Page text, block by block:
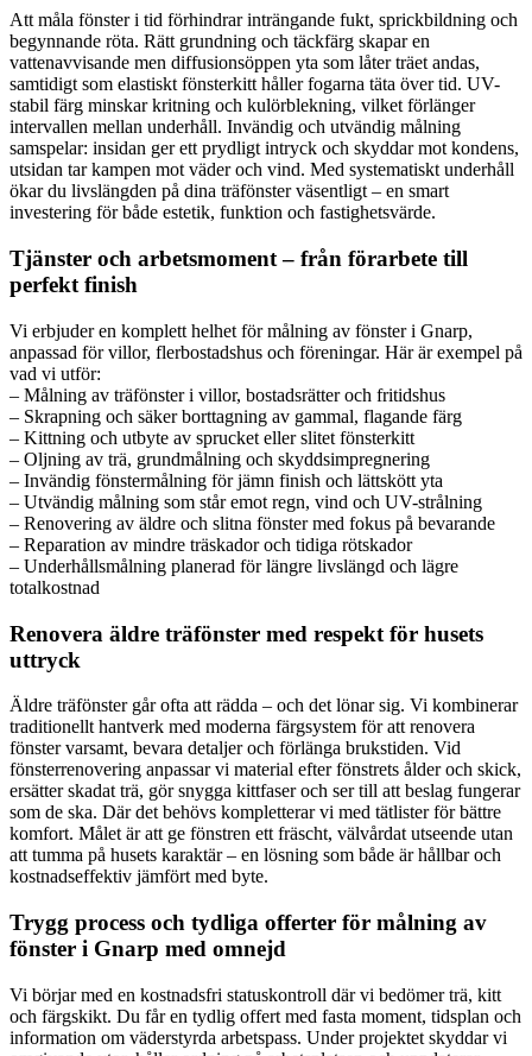
Att måla fönster i tid förhindrar inträngande fukt, sprickbildning och
begynnande röta. Rätt grundning och täckfärg skapar en
vattenavvisande men diffusionsöppen yta som låter träet andas,
samtidigt som elastiskt fönsterkitt håller fogarna täta över tid. UV-
stabil färg minskar kritning och kulörblekning, vilket förlänger
intervallen mellan underhåll. Invändig och utvändig målning
samspelar: insidan ger ett prydligt intryck och skyddar mot kondens,
utsidan tar kampen mot väder och vind. Med systematiskt underhåll
ökar du livslängden på dina träfönster väsentligt – en smart
investering för både estetik, funktion och fastighetsvärde.
Tjänster och arbetsmoment – från förarbete till
perfekt finish
Vi erbjuder en komplett helhet för målning av fönster i Gnarp,
anpassad för villor, flerbostadshus och föreningar. Här är exempel på
vad vi utför:
– Målning av träfönster i villor, bostadsrätter och fritidshus
– Skrapning och säker borttagning av gammal, flagande färg
– Kittning och utbyte av sprucket eller slitet fönsterkitt
– Oljning av trä, grundmålning och skyddsimpregnering
– Invändig fönstermålning för jämn finish och lättskött yta
– Utvändig målning som står emot regn, vind och UV-strålning
– Renovering av äldre och slitna fönster med fokus på bevarande
– Reparation av mindre träskador och tidiga rötskador
– Underhållsmålning planerad för längre livslängd och lägre
totalkostnad
Renovera äldre träfönster med respekt för husets
uttryck
Äldre träfönster går ofta att rädda – och det lönar sig. Vi kombinerar
traditionellt hantverk med moderna färgsystem för att renovera
fönster varsamt, bevara detaljer och förlänga brukstiden. Vid
fönsterrenovering anpassar vi material efter fönstrets ålder och skick,
ersätter skadat trä, gör snygga kittfaser och ser till att beslag fungerar
som de ska. Där det behövs kompletterar vi med tätlister för bättre
komfort. Målet är att ge fönstren ett fräscht, välvårdat utseende utan
att tumma på husets karaktär – en lösning som både är hållbar och
kostnadseffektiv jämfört med byte.
Trygg process och tydliga offerter för målning av
fönster i Gnarp med omnejd
Vi börjar med en kostnadsfri statuskontroll där vi bedömer trä, kitt
och färgskikt. Du får en tydlig offert med fasta moment, tidsplan och
information om väderstyrda arbetspass. Under projektet skyddar vi